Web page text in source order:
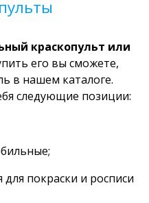
краскопульт или
его вы сможете,
в нашем каталоге.
следующие позиции:
покраски и росписи